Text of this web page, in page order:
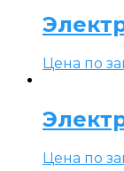
Цена по
Цена по